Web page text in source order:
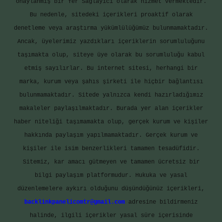
onaylanmış bir Yer Sağlayıcı olarak hizmet vermektedir.
Bu nedenle, sitedeki içerikleri proaktif olarak
denetleme veya araştırma yükümlülüğümüz bulunmamaktadır.
Ancak, üyelerimiz yazdıkları içeriklerin sorumluluğunu
taşımakta olup, siteye üye olarak bu sorumluluğu kabul
etmiş sayılırlar. Bu internet sitesi, herhangi bir
marka, kurum veya şahıs şirketi ile hiçbir bağlantısı
bulunmamaktadır. Sitede yalnızca kendi hazırladığımız
makaleler paylaşılmaktadır. Burada yer alan içerikler
haber niteliği taşımamakta olup, gerçek kurum ve kişiler
hakkında paylaşım yapılmamaktadır. Gerçek kurum ve
kişiler ile isim benzerlikleri tamamen tesadüfidir.
Sitemiz, kar amacı gütmeyen ve tamamen ücretsiz bir
bilgi paylaşım platformudur. Hukuka ve yasal
düzenlemelere aykırı olduğunu düşündüğünüz içerikleri,
backlinkpanelicomtr@gmail.com adresine bildirmeniz
halinde, ilgili içerikler yasal süre içerisinde